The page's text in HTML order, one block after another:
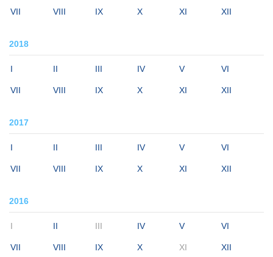
VII VIII IX X XI XII
2018
I II III IV V VI
VII VIII IX X XI XII
2017
I II III IV V VI
VII VIII IX X XI XII
2016
I II III IV V VI
VII VIII IX X XI XII